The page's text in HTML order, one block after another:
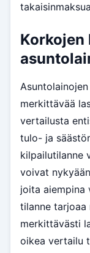
Korkojen
merkittävää
vertailusta
tulo- ja
kilpailutilanne
voivat
joita aiempina
tilanne tarjoaa
merkittävästi
oikea vertailu